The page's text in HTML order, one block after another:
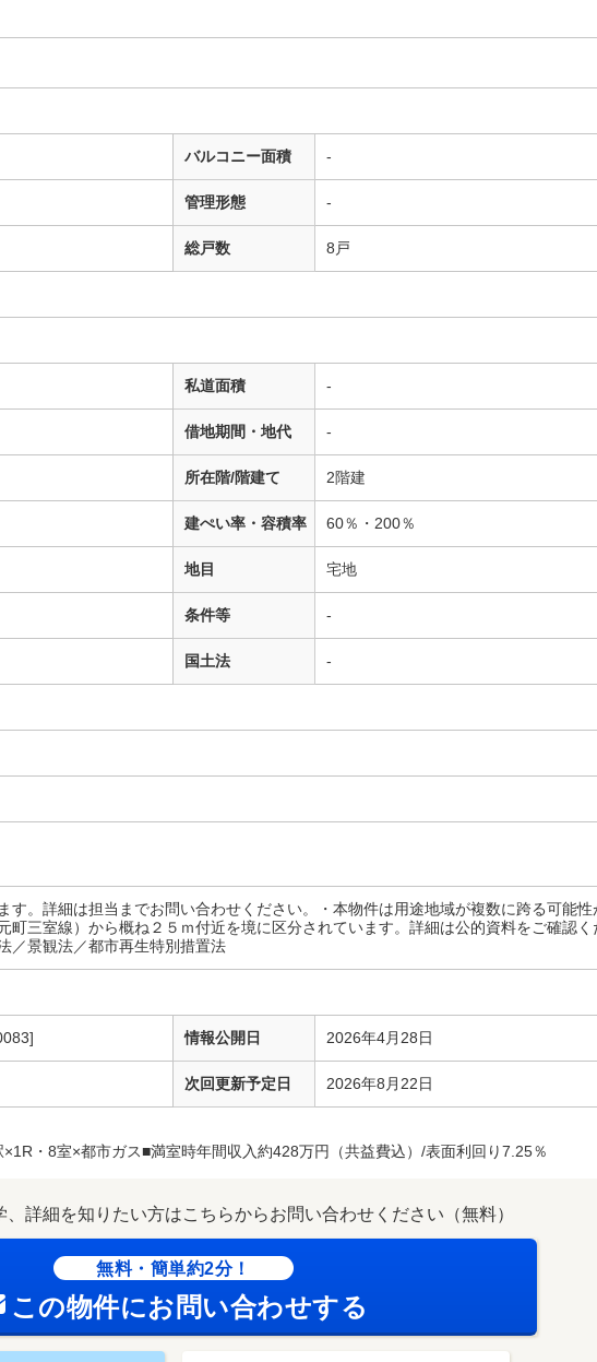
バルコニー面積 -
管理形態 -
総戸数 8戸
私道面積 -
借地期間・地代 -
所在階/階建て 2階建
建ぺい率・容積率 60％・200％
地目 宅地
条件等 -
国土法 -
す。詳細は担当までお問い合わせください。・本物件は用途地域が複数に跨る可能性
町三室線）から概ね２５ｍ付近を境に区分されています。詳細は公的資料をご確認く
／景観法／都市再生特別措置法
情報公開日 2026年4月28日
次回更新予定日 2026年8月22日
×1R・8室×都市ガス■満室時年間収入約428万円（共益費込）/表面利回り7.25％
詳細を知りたい方はこちらからお問い合わせください（無料）
無料・簡単約2分！
この物件にお問い合わせする